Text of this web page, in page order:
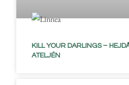
KILL YOUR DARLINGS –
ATELJÉN